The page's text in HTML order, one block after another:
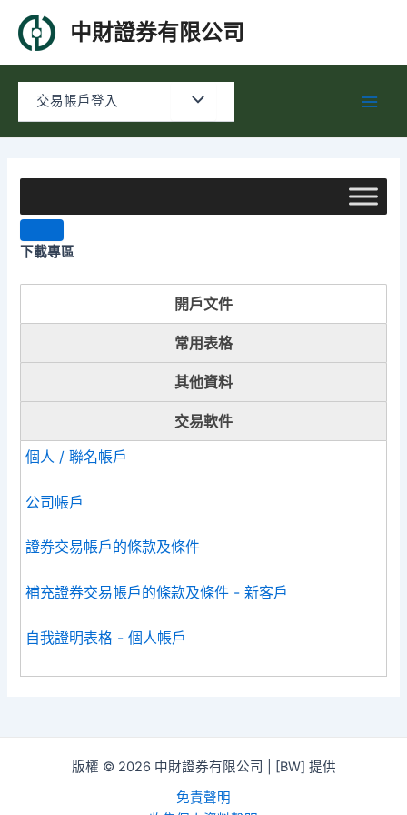
content
中財證券有限公司
交易帳戶登入 Menu
Toggle
下載專區
開戶文件
常用表格
其他資料
交易軟件
個人 / 聯名帳戶
公司帳戶
證券交易帳戶的條款及條件
補充證券交易帳戶的條款及條件 - 新客戶
自我證明表格 - 個人帳戶
版權 © 2026 中財證券有限公司 | [BW] 提供
免責聲明